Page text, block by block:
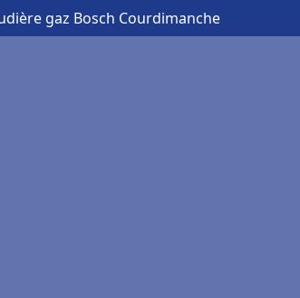
gaz Bosch Courdimanche